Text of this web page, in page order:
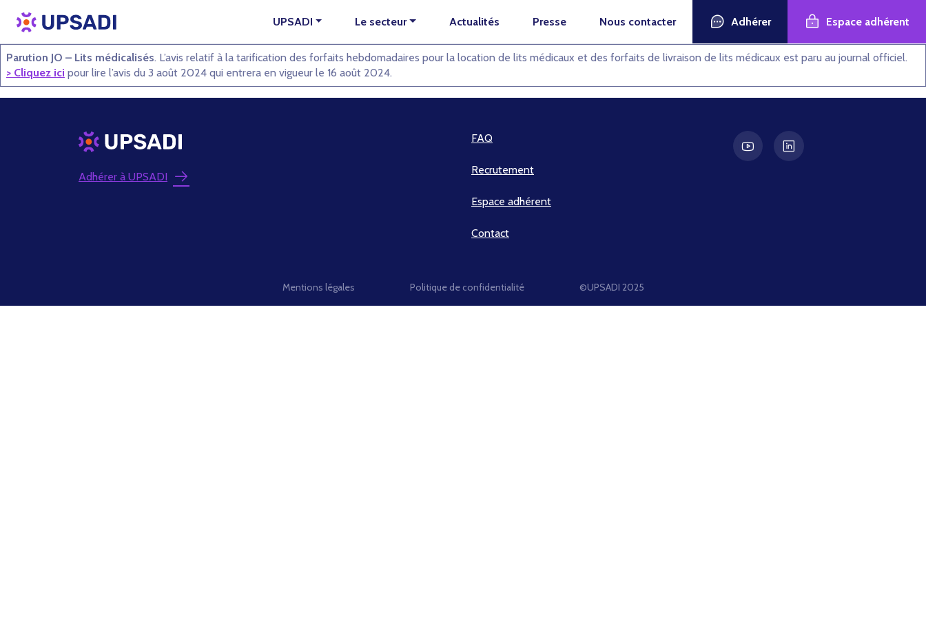
UPSADI Le secteur Actualités Presse Nous contacter Adhérer Espace adhérent
Parution JO – Lits médicalisés. L’avis relatif à la tarification des forfaits hebdomadaires pour la location de lits médicaux et des forfaits de livraison de lits médicaux est paru au journal officiel.
> Cliquez ici pour lire l’avis du 3 août 2024 qui entrera en vigueur le 16 août 2024.
Adhérer à UPSADI
FAQ
Recrutement
Espace adhérent
Contact
Mentions légales Politique de confidentialité ©UPSADI 2025